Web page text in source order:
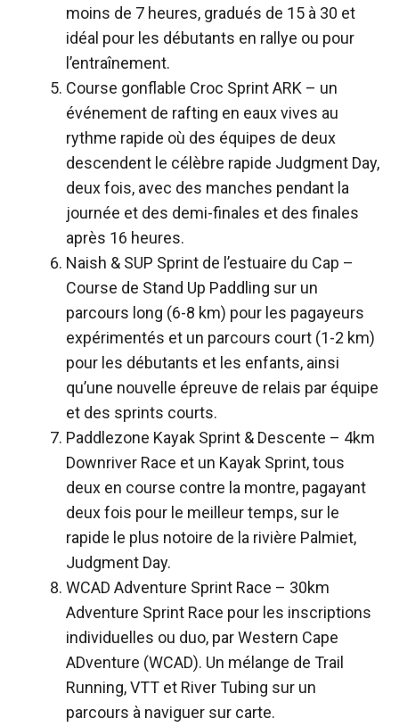
moins de 7 heures, gradués de 15 à 30 et
idéal pour les débutants en rallye ou pour
l’entraînement.
Course gonflable Croc Sprint ARK – un
événement de rafting en eaux vives au
rythme rapide où des équipes de deux
descendent le célèbre rapide Judgment Day,
deux fois, avec des manches pendant la
journée et des demi-finales et des finales
après 16 heures.
Naish & SUP Sprint de l’estuaire du Cap –
Course de Stand Up Paddling sur un
parcours long (6-8 km) pour les pagayeurs
expérimentés et un parcours court (1-2 km)
pour les débutants et les enfants, ainsi
qu’une nouvelle épreuve de relais par équipe
et des sprints courts.
Paddlezone Kayak Sprint & Descente – 4km
Downriver Race et un Kayak Sprint, tous
deux en course contre la montre, pagayant
deux fois pour le meilleur temps, sur le
rapide le plus notoire de la rivière Palmiet,
Judgment Day.
WCAD Adventure Sprint Race – 30km
Adventure Sprint Race pour les inscriptions
individuelles ou duo, par Western Cape
ADventure (WCAD). Un mélange de Trail
Running, VTT et River Tubing sur un
parcours à naviguer sur carte.